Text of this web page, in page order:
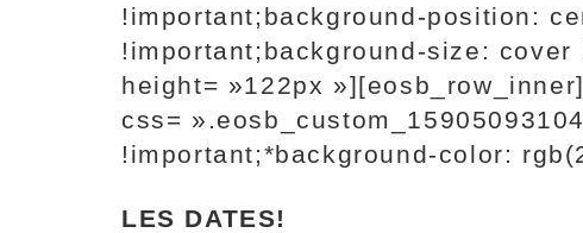
!important;background-position:
!important;background-size:
height= »122px
css=
!important;*background-color:
LES DATES!